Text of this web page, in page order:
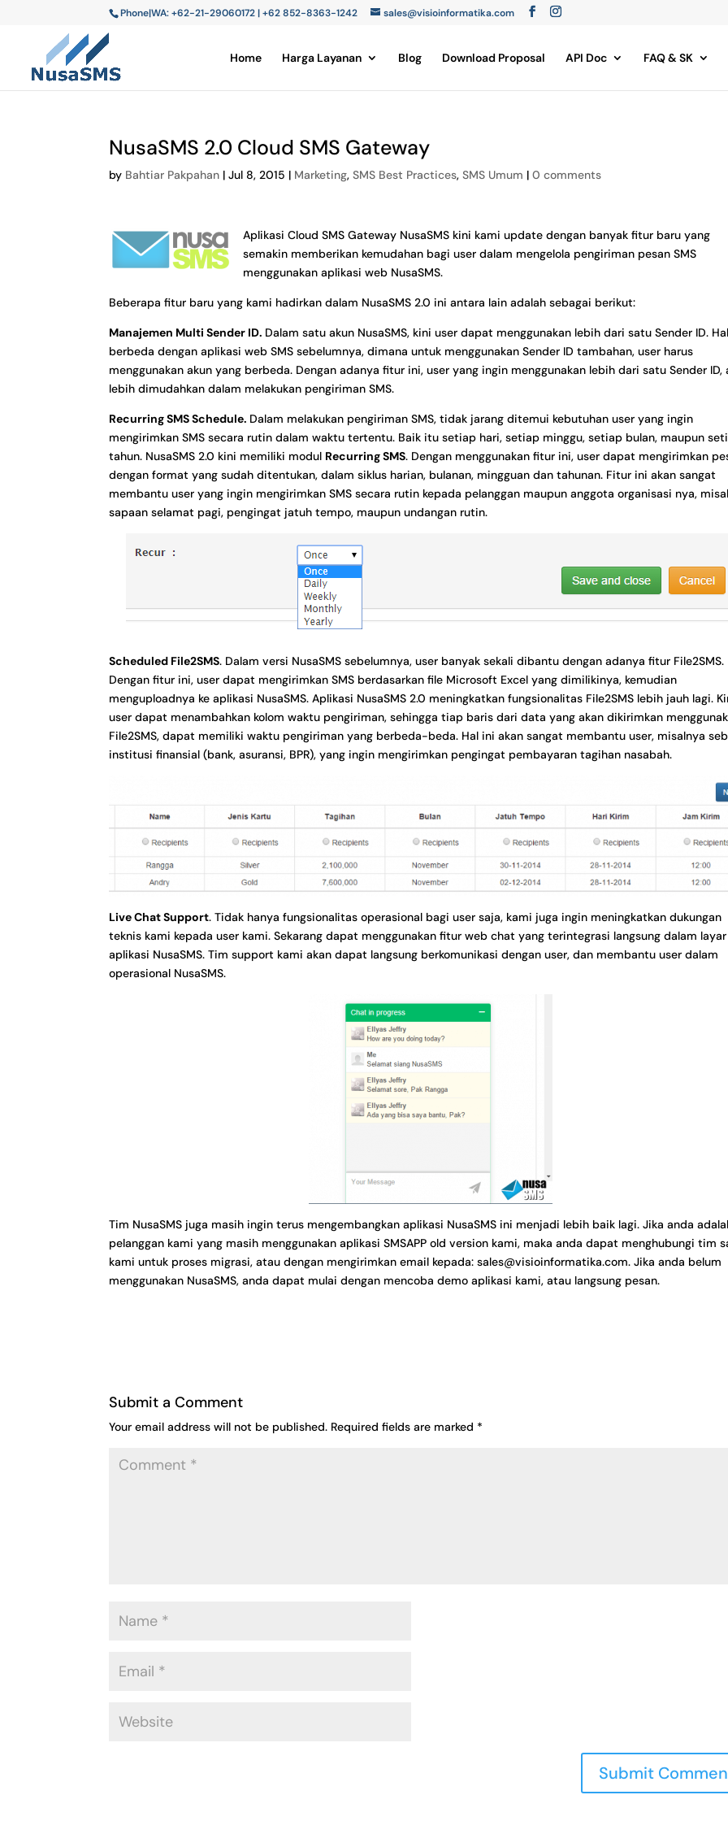
Phone|WA: +62-21-29060172 | +62 852-8363-1242 sales@visioinformatika.com
Home Harga Layanan Blog Download Proposal API Doc FAQ & SK
NusaSMS 2.0 Cloud SMS Gateway
by Bahtiar Pakpahan |Jul 8, 2015 | Marketing,SMS Best Practices,SMS Umum |0 comments
Aplikasi Cloud SMS Gateway NusaSMS kini kami update dengan banyak fitur baru yang
semakin memberikan kemudahan bagi user dalam mengelola pengiriman pesan SMS
menggunakan aplikasi web NusaSMS.
Beberapa fitur baru yang kami hadirkan dalam NusaSMS 2.0 ini antara lain adalah sebagai berikut:
Manajemen Multi Sender ID. Dalam satu akun NusaSMS, kini user dapat menggunakan lebih dari satu Sender ID.
berbeda dengan aplikasi web SMS sebelumnya, dimana untuk menggunakan Sender ID tambahan, user harus
menggunakan akun yang berbeda. Dengan adanya fitur ini, user yang ingin menggunakan lebih dari satu Sender ID,
lebih dimudahkan dalam melakukan pengiriman SMS.
Recurring SMS Schedule. Dalam melakukan pengiriman SMS, tidak jarang ditemui kebutuhan user yang ingin
mengirimkan SMS secara rutin dalam waktu tertentu. Baik itu setiap hari, setiap minggu, setiap bulan, maupun
tahun. NusaSMS 2.0 kini memiliki modul Recurring SMS. Dengan menggunakan fitur ini, user dapat mengirimkan
dengan format yang sudah ditentukan, dalam siklus harian, bulanan, mingguan dan tahunan. Fitur ini akan sangat
membantu user yang ingin mengirimkan SMS secara rutin kepada pelanggan maupun anggota organisasi nya,
sapaan selamat pagi, pengingat jatuh tempo, maupun undangan rutin.
Scheduled File2SMS. Dalam versi NusaSMS sebelumnya, user banyak sekali dibantu dengan adanya fitur File2SMS.
Dengan fitur ini, user dapat mengirimkan SMS berdasarkan file Microsoft Excel yang dimilikinya, kemudian
menguploadnya ke aplikasi NusaSMS. Aplikasi NusaSMS 2.0 meningkatkan fungsionalitas File2SMS lebih jauh lagi.
user dapat menambahkan kolom waktu pengiriman, sehingga tiap baris dari data yang akan dikirimkan
File2SMS, dapat memiliki waktu pengiriman yang berbeda-beda. Hal ini akan sangat membantu user, misalnya
institusi finansial (bank, asuransi, BPR), yang ingin mengirimkan pengingat pembayaran tagihan nasabah.
Live Chat Support. Tidak hanya fungsionalitas operasional bagi user saja, kami juga ingin meningkatkan dukungan
teknis kami kepada user kami. Sekarang dapat menggunakan fitur web chat yang terintegrasi langsung dalam layar
aplikasi NusaSMS. Tim support kami akan dapat langsung berkomunikasi dengan user, dan membantu user dalam
operasional NusaSMS.
Tim NusaSMS juga masih ingin terus mengembangkan aplikasi NusaSMS ini menjadi lebih baik lagi. Jika anda
pelanggan kami yang masih menggunakan aplikasi SMSAPP old version kami, maka anda dapat menghubungi tim
kami untuk proses migrasi, atau dengan mengirimkan email kepada: sales@visioinformatika.com. Jika anda belum
menggunakan NusaSMS, anda dapat mulai dengan mencobademo aplikasi kami, atau langsung pesan.
Submit a Comment
Your email address will not be published. Required fields are marked *